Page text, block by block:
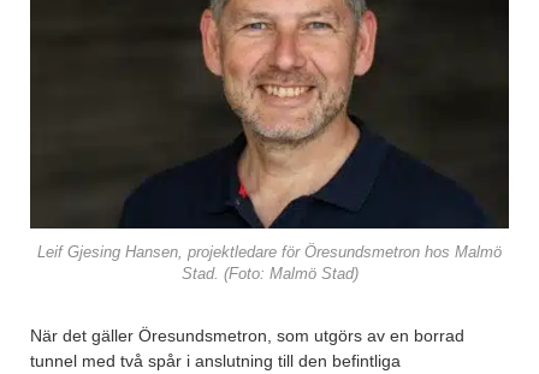
Leif Gjesing Hansen, projektledare för Öresundsmetron hos Malmö
Stad. (Foto: Malmö Stad)
När det gäller Öresundsmetron, som utgörs av en borrad
tunnel med två spår i anslutning till den befintliga